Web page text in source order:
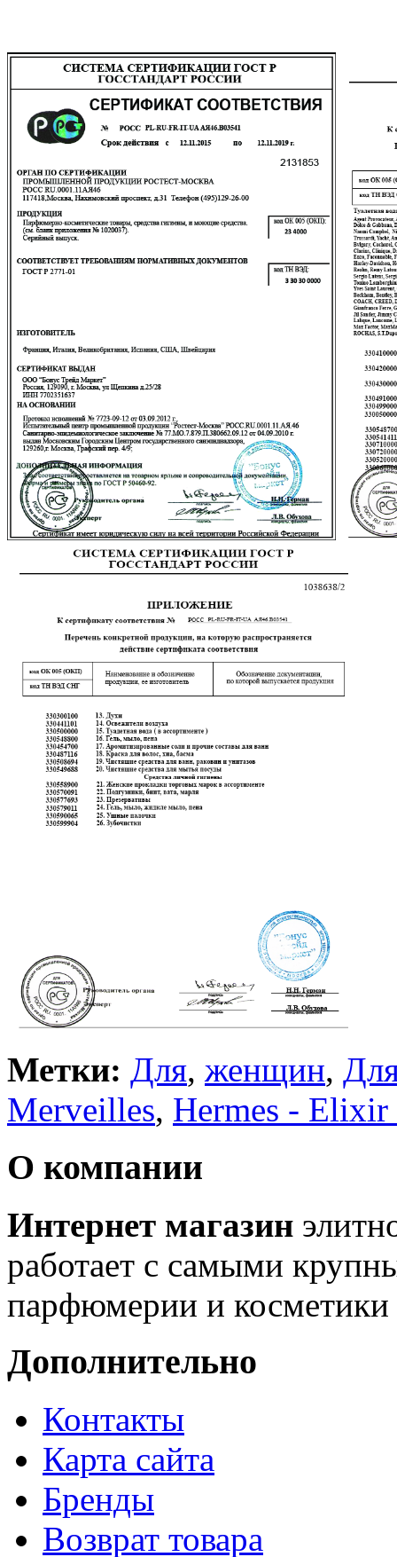
Метки: Для, женщин,
Merveilles, Hermes -
О компании
Интернет магазин
работает с самыми
парфюмерии и
Дополнительно
Контакты
Карта сайта
Бренды
Возврат товара